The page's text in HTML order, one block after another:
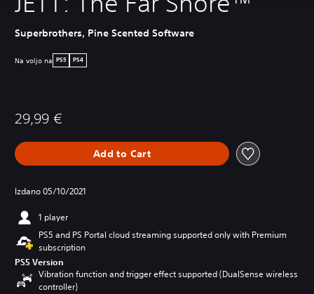
Superbrothers, Pine Scented Software
Na voljo na PS5 PS4
29,99 €
Add to Cart
Izdano 05/10/2021
1 player
PS5 and PS Portal cloud streaming supported only with Premium
subscription
PS5 Version
Vibration function and trigger effect supported (DualSense wireless
controller)